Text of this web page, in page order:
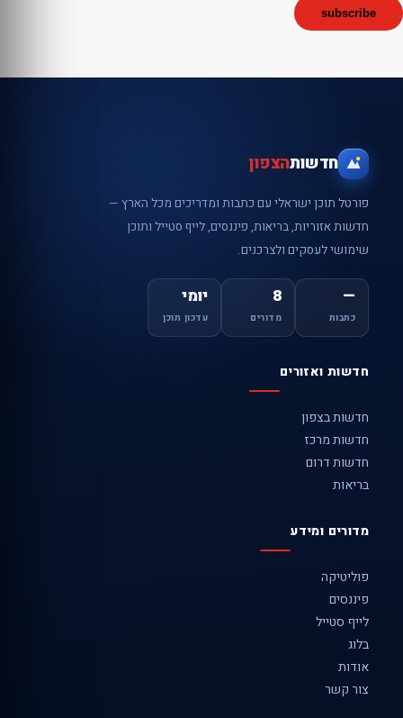
subscribe
חדשותהצפון
פורטל תוכן ישראלי עם כתבות ומדריכים מכל הארץ —
חדשות אזוריות, בריאות, פיננסים, לייף סטייל ותוכן
שימושי לעסקים ולצרכנים.
—
כתבות
8
מדורים
יומי
עדכון תוכן
חדשות ואזורים
חדשות בצפון
חדשות מרכז
חדשות דרום
בריאות
מדורים ומידע
פוליטיקה
פיננסים
לייף סטייל
בלוג
אודות
צור קשר